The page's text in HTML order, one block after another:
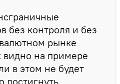
без контроля и без
рынке
видно на примере
в этом не будет
достигнуть